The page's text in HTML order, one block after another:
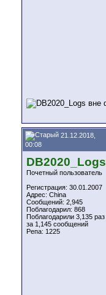
21.12.2018,
00:08
DB2020_Logs
Почетный пользователь
Регистрация: 30.01.2007
Адрес: China
Сообщений: 2,945
Поблагодарил: 868
Поблагодарили 3,135 раз
за 1,145 сообщений
Репа: 1225